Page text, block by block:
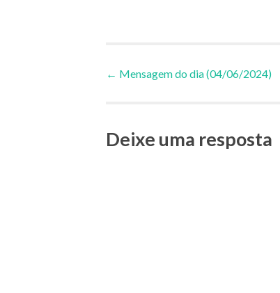
Navegação
Posts
← Mensagem do dia (04/06/2024)
Deixe uma resposta